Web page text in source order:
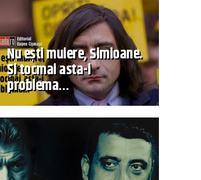
Nu ești muiere, Simioane.
Și tocmai asta-i
problema…